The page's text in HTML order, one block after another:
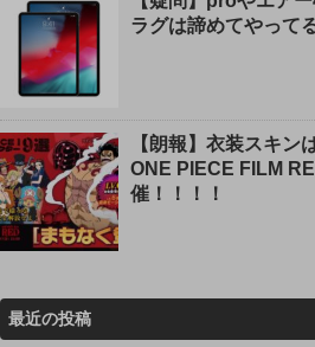
ラグは諦めてやって
【朗報】衣装スキン
ONE PIECE FILM
催！！！！
最近の投稿